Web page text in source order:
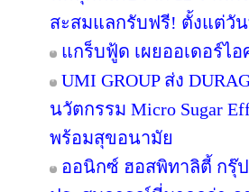
สะสมแลกรับฟรี! ตั้งแต่วัน
แกร็บฟู้ด เผยออเดอร์ไอ
UMI GROUP ส่ง
นวัตกรรม Micro Sugar
พร้อมสุขอนามัย
ออนิกซ์ ฮอสพิทาลิตี้ กรุ๊